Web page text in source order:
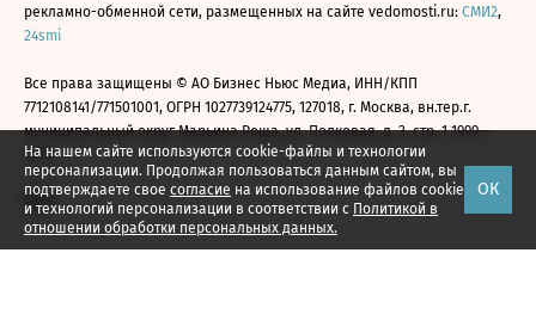
На нашем сайте используются cookie-файлы и технологии
персонализации. Продолжая пользоваться данным сайтом, вы
подтверждаете свое согласие на использование файлов cookie
и технологий персонализации в соответствии с Политикой в
отношении обработки персональных данных.
ОК
рекламно-обменной сети, размещенных на сайте vedomosti.ru: СМИ2,
24smi
Все права защищены © АО Бизнес Ньюс Медиа, ИНН/КПП
7712108141/771501001, ОГРН 1027739124775, 127018, г. Москва, вн.тер.г.
муниципальный округ Марьина Роща, ул. Полковая, д. 3, стр. 1 1999—
2026